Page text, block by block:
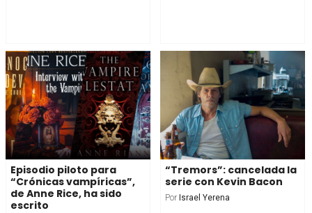
Episodio piloto para
“Crónicas vampíricas”,
de Anne Rice, ha sido
escrito
“Tremors”: cancelada la
serie con Kevin Bacon
Por Israel Yerena